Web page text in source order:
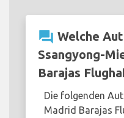
question_answer Welche
Ssangyong-
Barajas
Die folgenden
Madrid Barajas